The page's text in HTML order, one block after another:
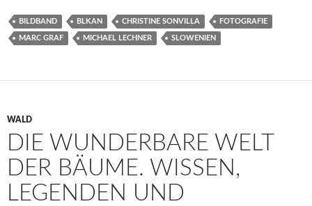
BILDBAND BLKAN CHRISTINE SONVILLA FOTOGRAFIE
MARC GRAF MICHAEL LECHNER SLOWENIEN
WALD
DIE WUNDERBARE WELT
DER BÄUME. WISSEN,
LEGENDEN UND